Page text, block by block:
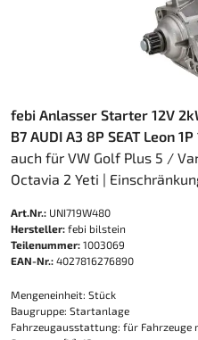
febi Anlasser Starter 12V
B7 AUDI A3 8P SEAT Leon
auch für VW Golf Plus 5 /
Octavia 2 Yeti |
Art.Nr.: UNI719W480
Hersteller: febi bilstein
Teilenummer: 1003069
EAN-Nr.: 4027816276890
Mengeneinheit: Stück
Baugruppe: Startanlage
Fahrzeugausstattung: für